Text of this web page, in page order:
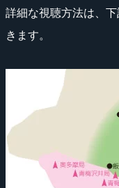
詳細な視聴方法は、
きます。